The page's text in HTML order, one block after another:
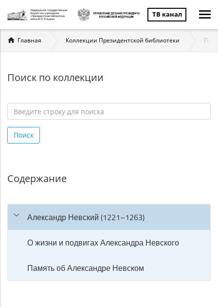
ТВ канал
Вы
здесь
Главная Коллекции Президентской библиотеки
Поиск по коллекции
строку
для
Поиск
Содержание
Александр Невский (1221–1263)
О жизни и подвигах Александра Невского
Память об Александре Невском